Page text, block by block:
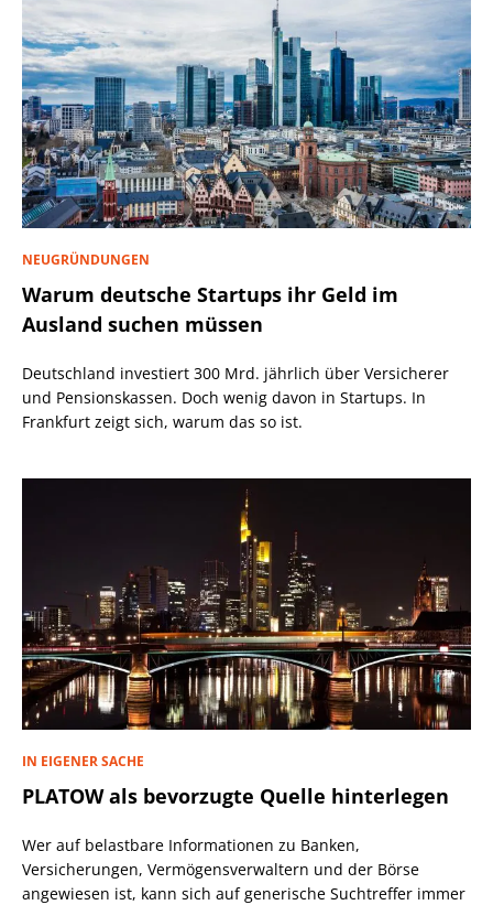
NEUGRÜNDUNGEN
Warum deutsche Startups ihr Geld im
Ausland suchen müssen
Deutschland investiert 300 Mrd. jährlich über Versicherer
und Pensionskassen. Doch wenig davon in Startups. In
Frankfurt zeigt sich, warum das so ist.
IN EIGENER SACHE
PLATOW als bevorzugte Quelle hinterlegen
Wer auf belastbare Informationen zu Banken,
Versicherungen, Vermögensverwaltern und der Börse
angewiesen ist, kann sich auf generische Suchtreffer immer